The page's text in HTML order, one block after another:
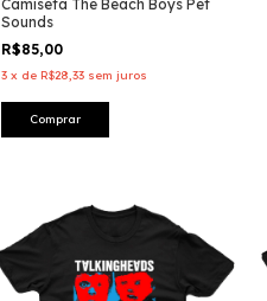
Camiseta The Beach Boys Pet
Sounds
R$85,00
3 x de R$28,33 sem juros
Comprar